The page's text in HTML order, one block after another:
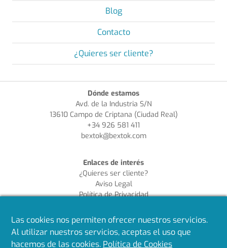
Blog
Contacto
¿Quieres ser cliente?
Dónde estamos
Avd. de la Industria S/N
13610 Campo de Criptana (Ciudad Real)
+34 926 581 411
bextok@bextok.com
Enlaces de interés
¿Quieres ser cliente?
Aviso Legal
Política de Privacidad
Política de Calidad
Síguenos en redes
Las cookies nos permiten ofrecer nuestros servicios.
Al utilizar nuestros servicios, aceptas el uso que
hacemos de las cookies. Política de Cookies